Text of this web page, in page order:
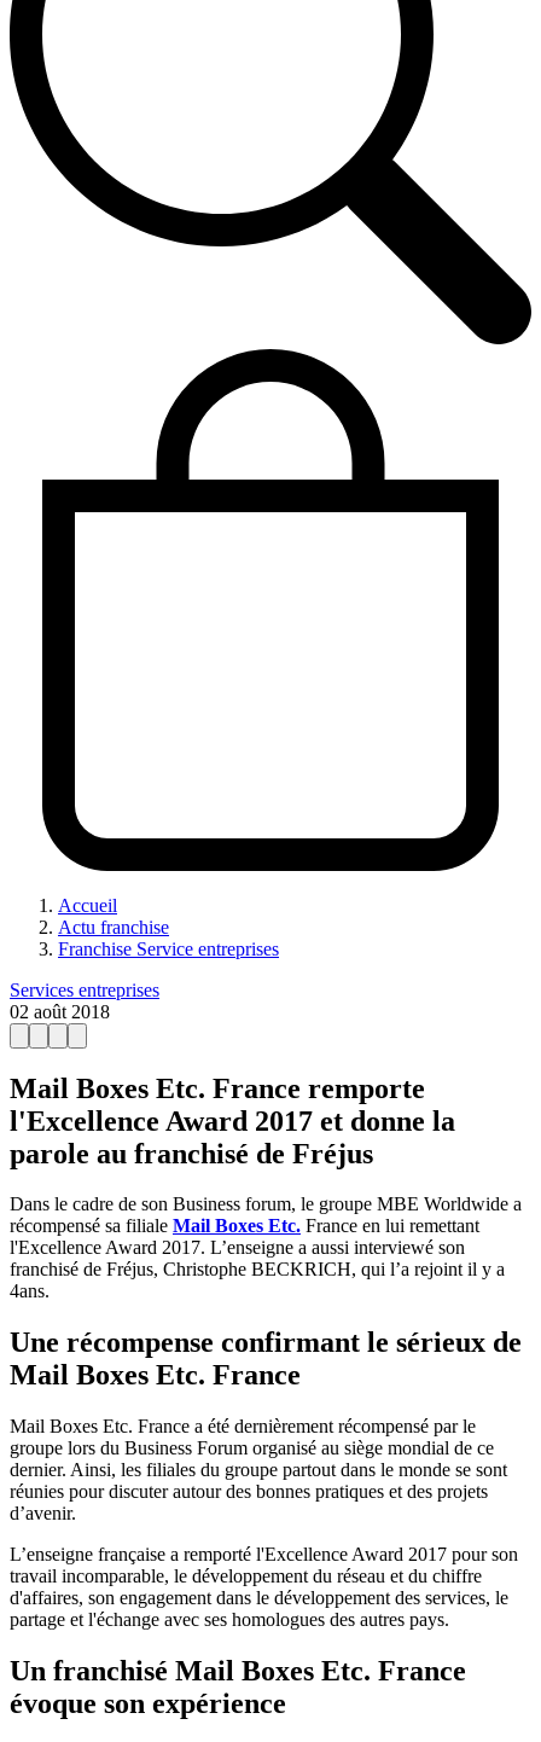
Accueil
Actu franchise
Franchise Service entreprises
Services entreprises
02 août 2018
Mail Boxes Etc. France remporte
l'Excellence Award 2017 et donne la
parole au franchisé de Fréjus
Dans le cadre de son Business forum, le groupe MBE Worldwide a
récompensé sa filiale Mail Boxes Etc. France en lui remettant
l'Excellence Award 2017. L’enseigne a aussi interviewé son
franchisé de Fréjus, Christophe BECKRICH, qui l’a rejoint il y a
4ans.
Une récompense confirmant le sérieux de
Mail Boxes Etc. France
Mail Boxes Etc. France a été dernièrement récompensé par le
groupe lors du Business Forum organisé au siège mondial de ce
dernier. Ainsi, les filiales du groupe partout dans le monde se sont
réunies pour discuter autour des bonnes pratiques et des projets
d’avenir.
L’enseigne française a remporté l'Excellence Award 2017 pour son
travail incomparable, le développement du réseau et du chiffre
d'affaires, son engagement dans le développement des services, le
partage et l'échange avec ses homologues des autres pays.
Un franchisé Mail Boxes Etc. France
évoque son expérience